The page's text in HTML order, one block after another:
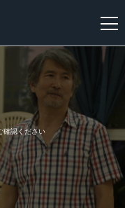
確認ください